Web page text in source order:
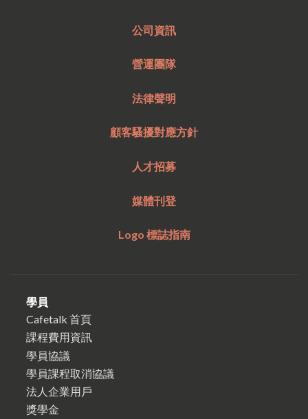
公司資訊
營運團隊
法律聲明
顧客騷擾對應方針
人才招募
媒體刊登
Logo 標誌指南
學員
Cafetalk 首頁
課程費用資訊
學員協議
學員課程取消協議
法人企業用戶
獎學金